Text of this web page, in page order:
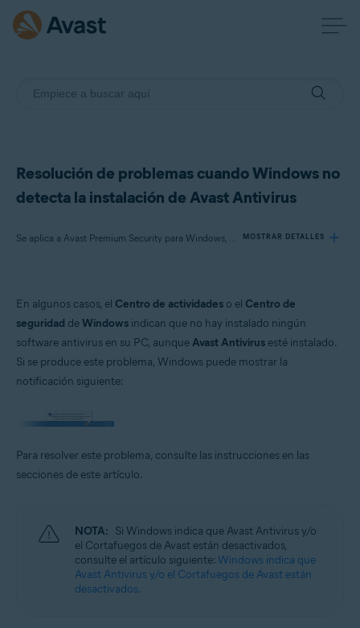
Resolución de problemas cuando Windows no
detecta la instalación de Avast Antivirus
Se aplica a Avast Premium Security para Windows, Avast Free Antivirus para Windows MOSTRAR DETALLES
Productos:
Avast Premium Security 22.x para Windows
Sistemas operativos:
Microsoft Windows 8.1/Pro/Enterprise - 32 o 64 bits
Microsoft Windows 7 Home Basic/Home
Premium/Professional/Enterprise/Ultimate - Service Pack 1 con
Convenient Rollup Update, 32 o 64 bits
En algunos casos, el Centro de actividades o el Centro de
seguridad deWindows indican que no hay instalado ningún
software antivirus en su PC, aunqueAvast Antivirus esté instalado.
Si se produce este problema, Windows puede mostrar la
notificación siguiente:
Para resolver este problema, consulte las instrucciones en las
secciones de este artículo.
NOTA: Si Windows indica que Avast Antivirus y/o
el Cortafuegos de Avast están desactivados,
consulte el artículo siguiente: Windows indica que
Avast Antivirus y/o el Cortafuegos de Avast están
desactivados.